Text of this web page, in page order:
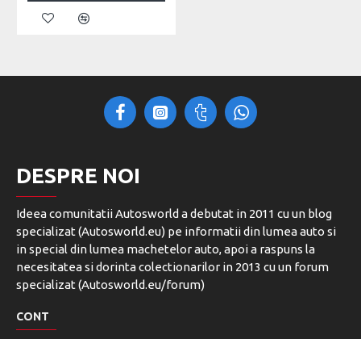
DESPRE NOI
Ideea comunitatii Autosworld a debutat in 2011 cu un blog
specializat (Autosworld.eu) pe informatii din lumea auto si
in special din lumea machetelor auto, apoi a raspuns la
necesitatea si dorinta colectionarilor in 2013 cu un forum
specializat (Autosworld.eu/forum)
CONT